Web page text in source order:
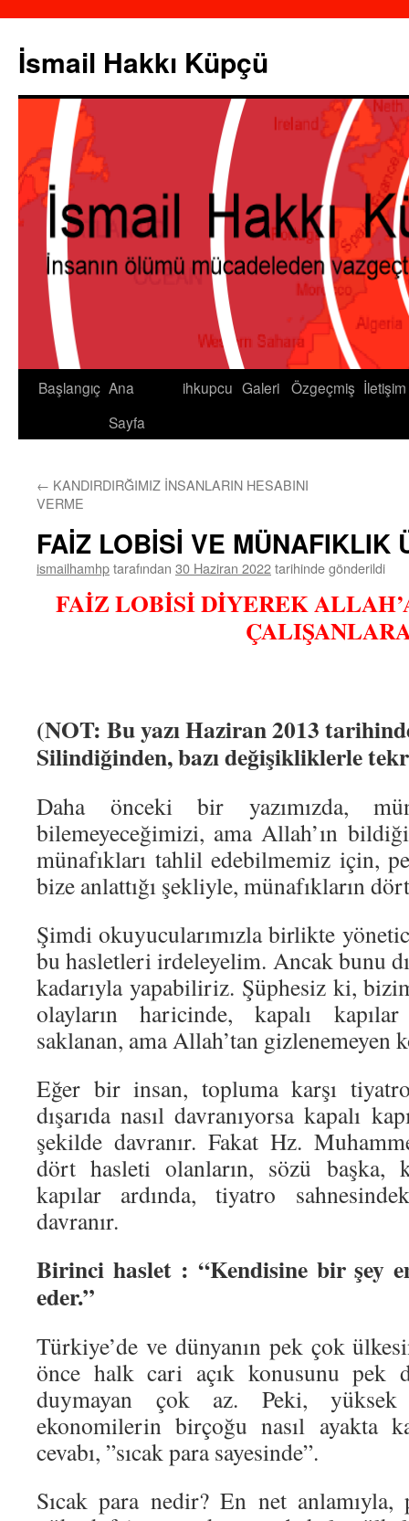
İsmail Hakkı Küpçü
Başlangıç Ana
Sayfa
ihkupcu Galeri Özgeçmiş İletişim
← KANDIRDIRĞIMIZ İNSANLARIN HESABINI
VERME
FAİZ LOBİSİ VE MÜNAFIKLIK
ismailhamhptarafından 30 Haziran 2022tarihinde gönderildi
FAİZ LOBİSİ DİYEREK
(NOT: Bu yazı Haziran 2013
Silindiğinden, bazı değişikliklerle
Daha önceki bir yazımızda,
bilemeyeceğimizi, ama Allah’ın
münafıkları tahlil edebilmemiz için,
bize anlattığı şekliyle, münafıkların
Şimdi okuyucularımızla birlikte
bu hasletleri irdeleyelim. Ancak bunu
kadarıyla yapabiliriz. Şüphesiz ki,
olayların haricinde, kapalı
saklanan, ama Allah’tan gizlenemeyen
Eğer bir insan, topluma karşı
dışarıda nasıl davranıyorsa kapalı
şekilde davranır. Fakat Hz.
dört hasleti olanların, sözü başka,
kapılar ardında, tiyatro
davranır.
Birinci haslet : “Kendisine bir şey
eder.”
Türkiye’de ve dünyanın pek çok
önce halk cari açık konusunu pek
duymayan çok az. Peki,
ekonomilerin birçoğu nasıl ayakta
cevabı, ”sıcak para sayesinde”.
Sıcak para nedir? En net anlamıyla,